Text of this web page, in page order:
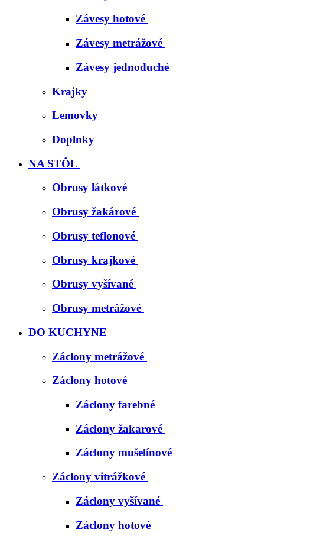
Závesy hotové
Závesy metrážové
Závesy jednoduché
Krajky
Lemovky
Doplnky
NA STÔL
Obrusy látkové
Obrusy žakárové
Obrusy teflonové
Obrusy krajkové
Obrusy vyšívané
Obrusy metrážové
DO KUCHYNE
Záclony metrážové
Záclony hotové
Záclony farebné
Záclony žakarové
Záclony mušelínové
Záclony vitrážkové
Záclony vyšívané
Záclony hotové